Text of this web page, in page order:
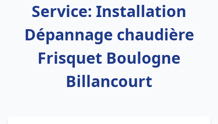
Service: Installation
Dépannage chaudière
Frisquet Boulogne
Billancourt